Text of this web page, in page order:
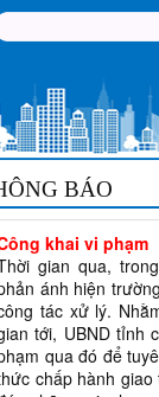
BÁO
khai vi phạm
gian qua,
ánh hiện
tác xử lý.
tới, UBND tỉnh
qua đó để
chấp hành